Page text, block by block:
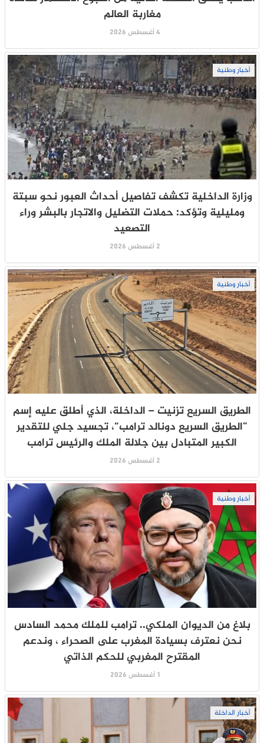
مغاربة العالم
4 أغسطس 2026
أخبار وطنية
وزارة الداخلية تكشف تفاصيل أحداث العبور نحو سبتة
ومليلية وتؤكد: حملات التضليل والاتجار بالبشر وراء
التصعيد
2 أغسطس 2026
أخبار وطنية
الطريق السريع تزنيت – الداخلة، الذي أطلق عليه إسم
“الطريق السريع دونالد ترامب”، تجسيد جلي للتقدير
الكبير المتبادل بين جلالة الملك والرئيس ترامب
2 أغسطس 2026
أخبار وطنية
بلاغ من الديوان الملكي.. ترامب للملك محمد السادس
نحن نعترف بسيادة المغرب على الصحراء ، وندعم
المقترح المغربي للحكم الذاتي
1 أغسطس 2026
أخبار الداخلة